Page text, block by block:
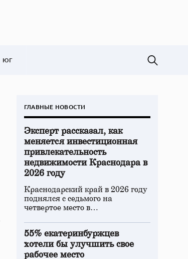
ЮГ
ГЛАВНЫЕ НОВОСТИ
Эксперт рассказал, как
меняется инвестиционная
привлекательность
недвижимости Краснодара в
2026 году
Краснодарский край в 2026 году
поднялся с седьмого на
четвертое место в…
55% екатеринбуржцев
хотели бы улучшить свое
рабочее место